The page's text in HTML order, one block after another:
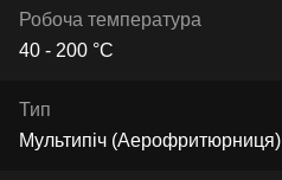
Робоча температура
40 - 200 °C
Тип
Мультипіч (Аерофритюрниця)